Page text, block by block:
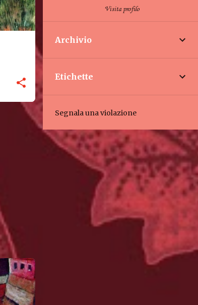
Visita profilo
Archivio
Etichette
Segnala una violazione